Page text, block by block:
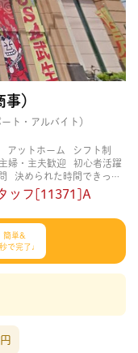
）
ト・アルバイト）
アットホーム
シフト制
主婦・主夫歓迎
初心者活躍
決められた時間できっち
事
経験者・有資格者歓
ッフ[11371]A
簡単&
で完了♩